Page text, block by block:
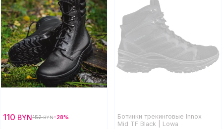
110 BYN152BYN-28%
Ботинки трекинговые Innox
Mid TF Black | Lowa